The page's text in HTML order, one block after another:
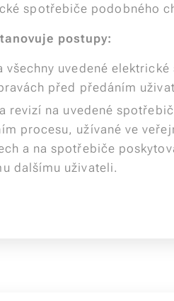
spotřebiče podobného
postupy:
všechny uvedené
před předáním
revizí na uvedené
procesu, užívané ve
a na spotřebiče
dalšímu uživateli.